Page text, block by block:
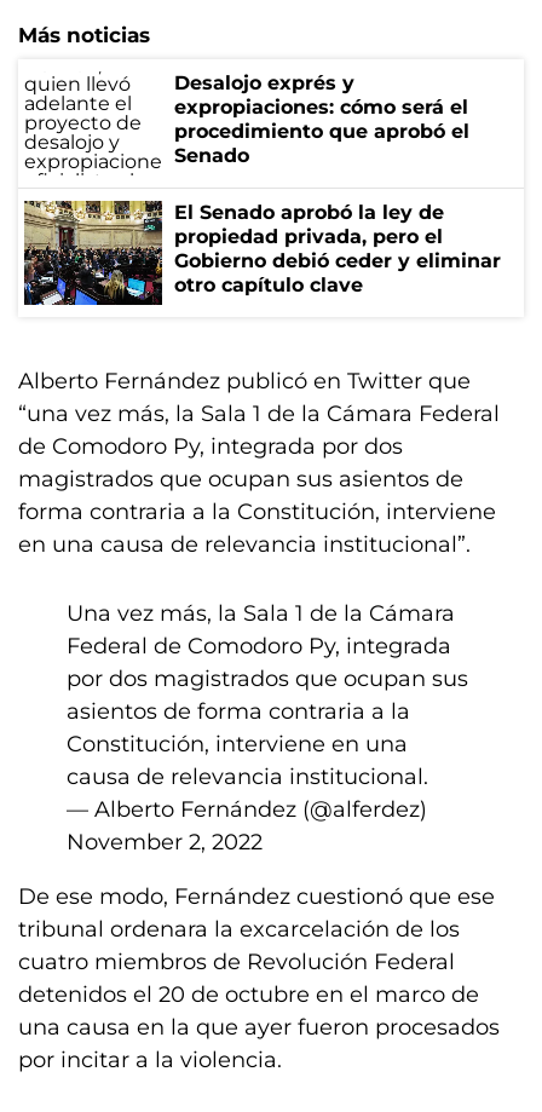
Más noticias
Desalojo exprés y
expropiaciones: cómo será el
procedimiento que aprobó el
Senado
El Senado aprobó la ley de
propiedad privada, pero el
Gobierno debió ceder y eliminar
otro capítulo clave
Alberto Fernández publicó en Twitter que
“una vez más, la Sala 1 de la Cámara Federal
de Comodoro Py, integrada por dos
magistrados que ocupan sus asientos de
forma contraria a la Constitución, interviene
en una causa de relevancia institucional”.
Una vez más, la Sala 1 de la Cámara
Federal de Comodoro Py, integrada
por dos magistrados que ocupan sus
asientos de forma contraria a la
Constitución, interviene en una
causa de relevancia institucional.
— Alberto Fernández (@alferdez)
November 2, 2022
De ese modo, Fernández cuestionó que ese
tribunal ordenara la excarcelación de los
cuatro miembros de Revolución Federal
detenidos el 20 de octubre en el marco de
una causa en la que ayer fueron procesados
por incitar a la violencia.